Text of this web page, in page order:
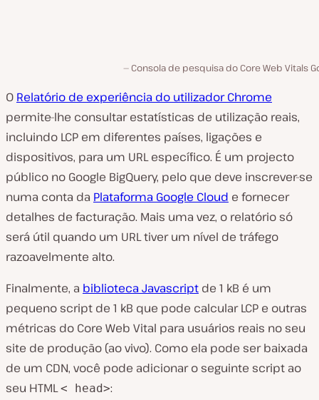
Consola de pesquisa do Core Web Vitals
O Relatório de experiência do utilizador Chrome
permite-lhe consultar estatísticas de utilização reais,
incluindo LCP em diferentes países, ligações e
dispositivos, para um URL específico. É um projecto
público no Google BigQuery, pelo que deve inscrever-se
numa conta da Plataforma Google Cloud e fornecer
detalhes de facturação. Mais uma vez, o relatório só
será útil quando um URL tiver um nível de tráfego
razoavelmente alto.
Finalmente, a biblioteca Javascript de 1 kB é um
pequeno script de 1 kB que pode calcular LCP e outras
métricas do Core Web Vital para usuários reais no seu
site de produção (ao vivo). Como ela pode ser baixada
de um CDN, você pode adicionar o seguinte script ao
seu HTML< head>: